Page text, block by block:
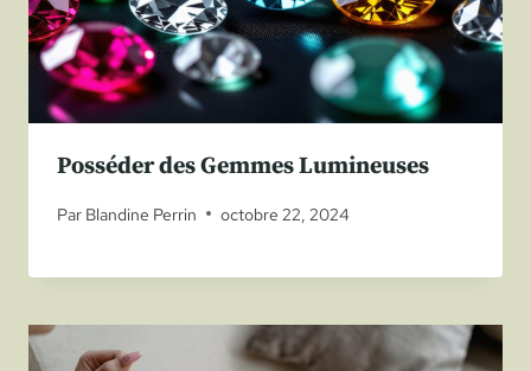
Posséder des Gemmes Lumineuses
Par Blandine Perrin octobre 22, 2024